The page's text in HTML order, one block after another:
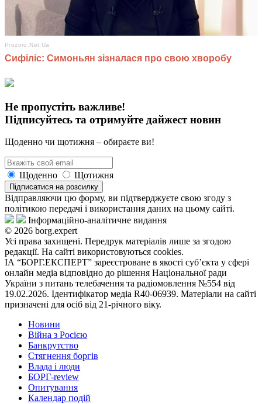
Не пропустіть важливе!
Підписуйтесь та отримуйте дайжест новин
Щоденно чи щотижня – обираєте ви!
Щоденно Щотижня
Підписатися на розсилку
Відправляючи цю форму, ви підтверджуєте свою згоду з
політикою передачі і використання даних на цьому сайті.
Інформаційно-аналітичне видання
© 2026 borg.expert
Усі права захищені. Передрук матеріалів лише за згодою
редакції. На сайті використовуються cookies.
ІА “БОРГ.ЕКСПЕРТ” зареєстроване в якості суб’єкта у сфері
онлайн медіа відповідно до рішення Національної ради
України з питань телебачення та радіомовлення №554 від
19.02.2026. Ідентифікатор медіа R40-06939. Матеріали на сайті
призначені для осіб від 21-річного віку.
Новини
Війна з Росією
Банкрутство
Стягнення боргiв
Влада i люди
БОРГ-review
Опитування
Календар подій